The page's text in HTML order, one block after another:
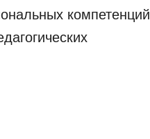
компетенций